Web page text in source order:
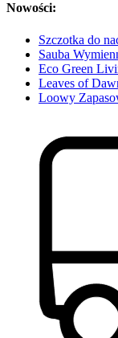
Nowości:
Szczotka do
Sauba
Eco Green
Leaves of
Loowy